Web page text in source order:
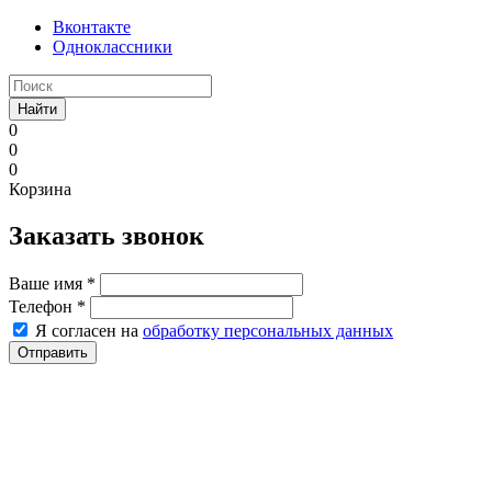
Вконтакте
Одноклассники
Найти
0
0
0
Корзина
Заказать звонок
Ваше имя *
Телефон *
Я согласен на обработку персональных данных